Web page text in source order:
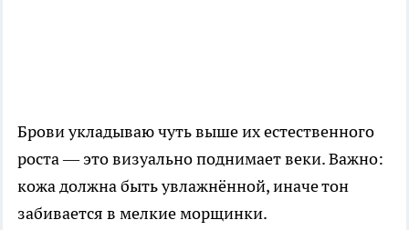
Брови укладываю чуть выше их естественного
роста — это визуально поднимает веки. Важно:
кожа должна быть увлажнённой, иначе тон
забивается в мелкие морщинки.